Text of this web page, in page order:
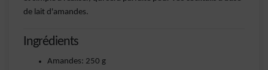
de lait d'amandes.
Ingrédients
Amandes: 250 g